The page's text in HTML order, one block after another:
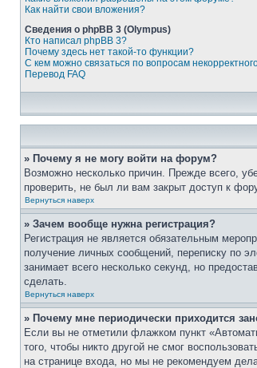
Как найти свои вложения?
Сведения о phpBB 3 (Olympus)
Кто написал phpBB 3?
Почему здесь нет такой-то функции?
С кем можно связаться по вопросам
Перевод FAQ
» Почему я не могу войти на форум?
Возможно несколько причин. Прежде всего,
проверить, не был ли вам закрыт доступ к
Вернуться наверх
» Зачем вообще нужна регистрация?
Регистрация не является обязательным
получение личных сообщений, переписку по
занимает всего несколько секунд, но
сделать.
Вернуться наверх
» Почему мне периодически приходится
Если вы не отметили флажком пункт
того, чтобы никто другой не смог
на странице входа, но мы не рекомендуем